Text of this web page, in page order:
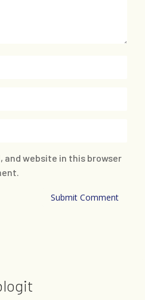
and website in this browser
Submit Comment